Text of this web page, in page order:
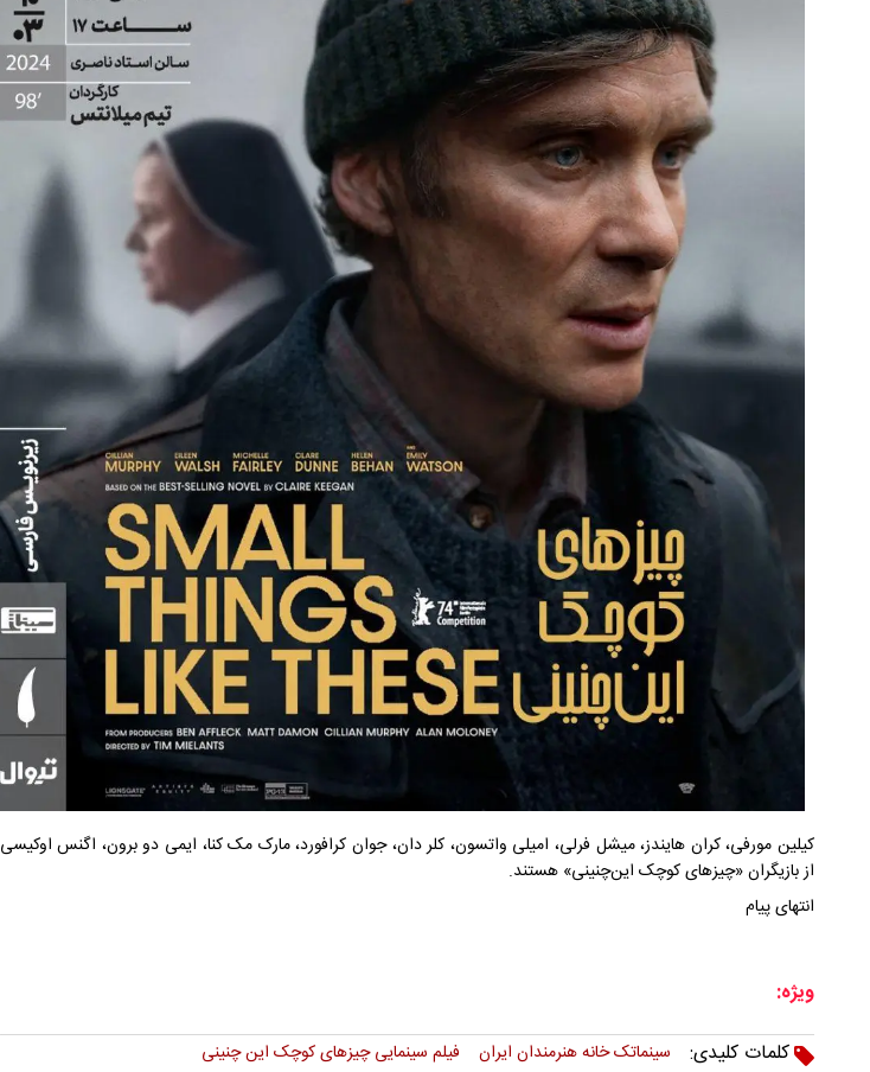
کیلین مورفی، کران هایندز، میشل فرلی، امیلی واتسون، کلر دان، جوان کرافورد، مارک مک ‌کنا، ایمی دو برون، اگنس اوکیسی
از بازیگران «چیزهای کوچک این‌چنینی»‌ هستند.
انتهای پیام
ویژه:
کلمات کلیدی:
سینماتک خانه هنرمندان ایران فیلم سینمایی چیزهای کوچک این چنینی